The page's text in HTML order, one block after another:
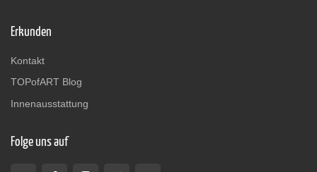
Erkunden
Kontakt
TOPofART Blog
Innenausstattung
Folge uns auf